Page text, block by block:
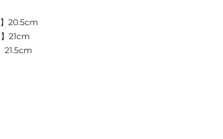
20.5cm
21cm
21.5cm